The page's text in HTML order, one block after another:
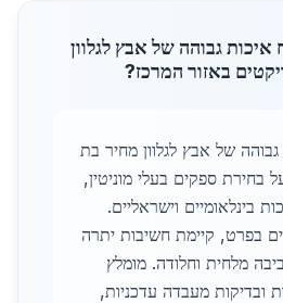
איכות גבוהה של אבץ לגלוון
באזור המרכז?
של אבץ לגלוון מחיר בת
בחירת ספקים בעלי מוניטין,
בינלאומיים וישראליים.
בפרט, קיימת חשיבות יתרה
מלחית וחלודה. מומלץ
ובדיקות מעבדה עדכניות,